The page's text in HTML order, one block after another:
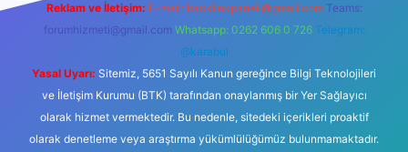
Reklam ve İletişim: E-mail: backlinkpaneli@gmail.com Teams:
forumhizmeti@gmail.com Whatsapp: 0262 606 0 726 Telegram:
@karabul
Yasal Uyarı: Sitemiz, 5651 Sayılı Kanun gereğince Bilgi Teknolojileri
ve İletişim Kurumu (BTK) tarafından onaylanmış bir Yer Sağlayıcı
olarak hizmet vermektedir. Bu nedenle, sitedeki içerikleri proaktif
olarak denetleme veya araştırma yükümlülüğümüz bulunmamaktadır.